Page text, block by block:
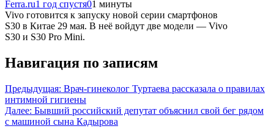
Ferra.ru1 год спустя01 минуты
Vivo готовится к запуску новой серии смартфонов
S30 в Китае 29 мая. В неё войдут две модели — Vivo
S30 и S30 Pro Mini.
Навигация по записям
Предыдущая: Врач-гинеколог Туртаева рассказала о правилах
интимной гигиены
Далее: Бывший российский депутат объяснил свой бег рядом
с машиной сына Кадырова